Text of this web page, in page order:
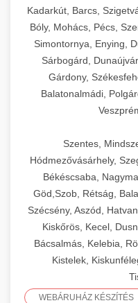
Kadarkút, Barcs,
Bóly, Mohács, Pécs,
Simontornya, Enying,
Sárbogárd,
Gárdony,
Balatonalmádi,
Szentes,
Hódmezővásárhely,
Békéscsaba,
Göd,Szob, Rétság,
Szécsény, Aszód,
Kiskőrös, Kecel,
Bácsalmás, Kelebia,
Kistelek,
WEBÁRUHÁZ KÉSZÍTÉS